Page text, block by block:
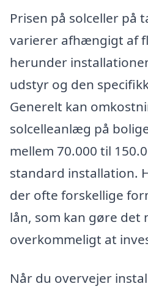
Prisen på solceller på
varierer afhængigt af
herunder
udstyr og den
Generelt kan
solcelleanlæg på
mellem 70.000 til
standard installation.
der ofte forskellige
lån, som kan gøre det
overkommeligt at
Når du overvejer